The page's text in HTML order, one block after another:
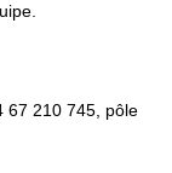
67 210 745, pôle